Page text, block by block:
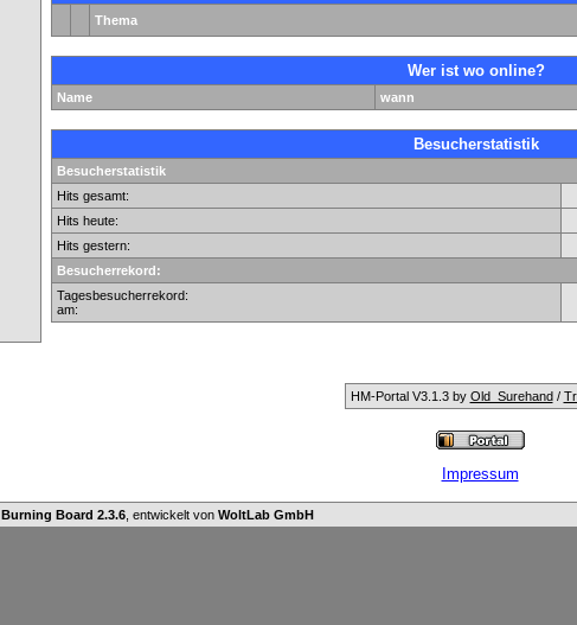
Thema
Wer ist wo online?
Name wann
Besucherstatistik
Besucherstatistik
Hits gesamt:
Hits heute:
Hits gestern:
Besucherrekord:
Tagesbesucherrekord:
am:
HM-Portal V3.1.3 by Old_Surehand/
Impressum
Burning Board 2.3.6 , entwickelt von WoltLab GmbH